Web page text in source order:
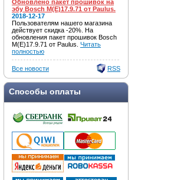
Обновлено пакет прошивок на
эбу Bosch M(E)17.9.71 от Paulus.
2018-12-17
Пользователям нашего магазина
действует скидка -20%. На
обновления пакет прошивок Bosch
M(E)17.9.71 от Paulus. Читать
полностью
Все новости RSS
Способы оплаты